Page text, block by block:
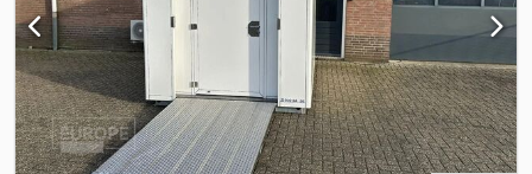
Arne Honingh.